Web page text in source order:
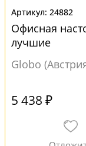
24882
Офисная
лучшие
Globo
5 438 ₽